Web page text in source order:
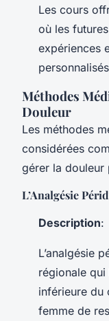
Les cours
où les
expériences
Méthodes
Douleur
Les méthodes
considérées
gérer la douleur
L’Analgésie
Description:
L’analgésie
régionale
inférieure du
femme de